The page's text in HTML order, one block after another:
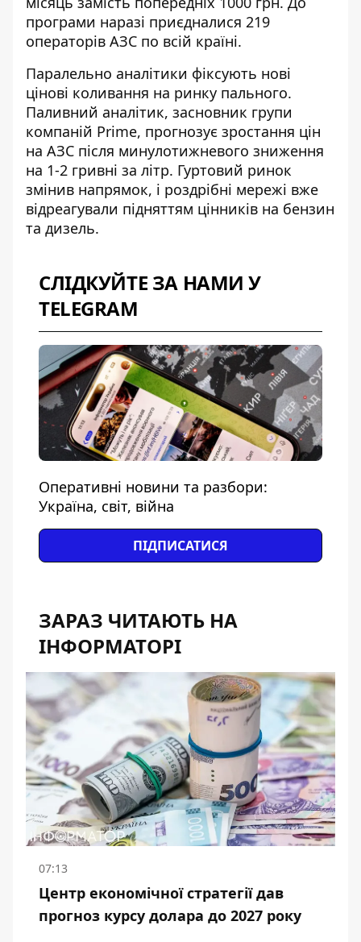
програми наразі приєдналися 219
операторів АЗС по всій країні.
Паралельно аналітики фіксують нові
цінові коливання на ринку пального.
Паливний аналітик, засновник групи
компаній Prime, прогнозує зростання цін
на АЗС після минулотижневого зниження
на 1-2 гривні за літр. Гуртовий ринок
змінив напрямок, і роздрібні мережі вже
відреагували підняттям цінників на бензин
та дизель.
СЛІДКУЙТЕ ЗА НАМИ У
TELEGRAM
Оперативні новини та разбори:
Україна, світ, війна
ПІДПИСАТИСЯ
ЗАРАЗ ЧИТАЮТЬ НА
ІНФОРМАТОРІ
07:13
Центр економічної стратегії дав
прогноз курсу долара до 2027 року